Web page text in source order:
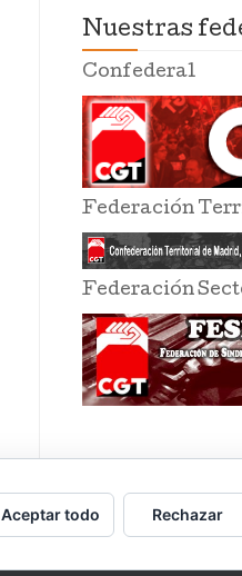
Nuestras
Confederal
Federación
Federación
Aceptar todo Rechazar